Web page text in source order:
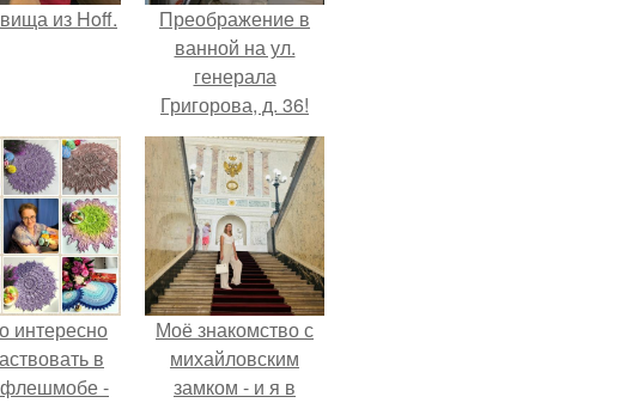
из Hoff.
Преображение в
ванной на ул.
генерала
Григорова, д. 36!
интересно
в
-
Моё знакомство с
михайловским
замком - и я в